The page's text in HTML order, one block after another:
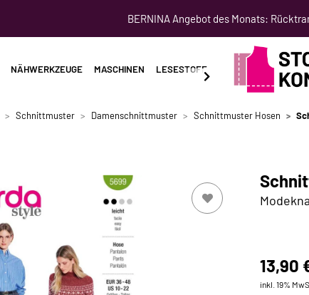
BERNINA Angebot des Monats:
NÄHWERKZEUGE MASCHINEN LESESTOFF SCHNITTMUSTER
Schnittmuster Damenschnittmuster Schnittmuster Hosen
13,90
inkl. 19%